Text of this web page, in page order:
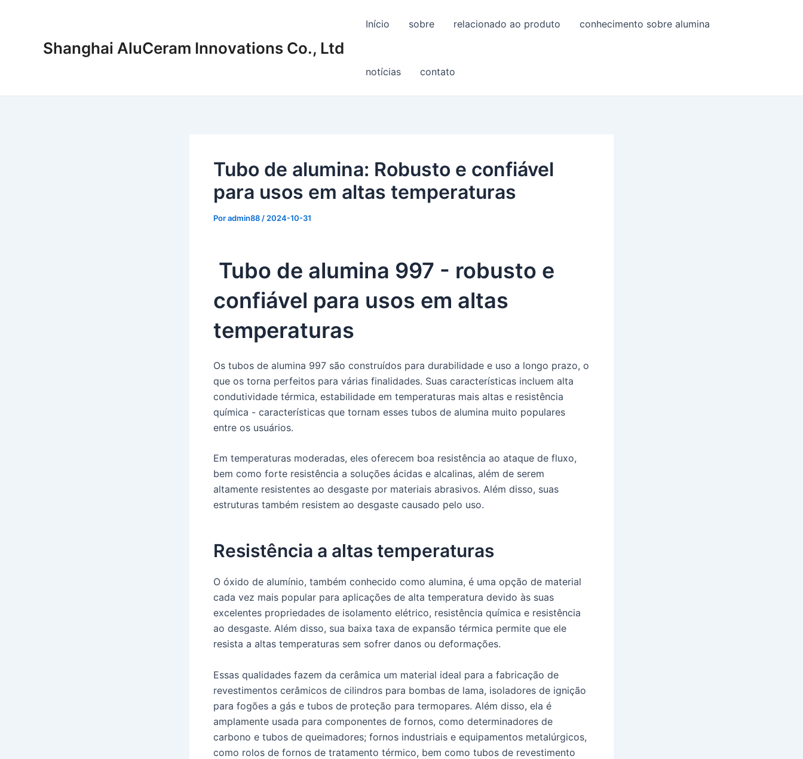
Shanghai AluCeram Innovations Co., Ltd
Início sobre relacionado ao produto conhecimento sobre alumina
notícias contato
Tubo de alumina: Robusto e confiável
para usos em altas temperaturas
Poradmin88 / 2024-10-31
Tubo de alumina 997 - robusto e
confiável para usos em altas
temperaturas
Os tubos de alumina 997 são construídos para durabilidade e uso a longo prazo, o
que os torna perfeitos para várias finalidades. Suas características incluem alta
condutividade térmica, estabilidade em temperaturas mais altas e resistência
química - características que tornam esses tubos de alumina muito populares
entre os usuários.
Em temperaturas moderadas, eles oferecem boa resistência ao ataque de fluxo,
bem como forte resistência a soluções ácidas e alcalinas, além de serem
altamente resistentes ao desgaste por materiais abrasivos. Além disso, suas
estruturas também resistem ao desgaste causado pelo uso.
Resistência a altas temperaturas
O óxido de alumínio, também conhecido como alumina, é uma opção de material
cada vez mais popular para aplicações de alta temperatura devido às suas
excelentes propriedades de isolamento elétrico, resistência química e resistência
ao desgaste. Além disso, sua baixa taxa de expansão térmica permite que ele
resista a altas temperaturas sem sofrer danos ou deformações.
Essas qualidades fazem da cerâmica um material ideal para a fabricação de
revestimentos cerâmicos de cilindros para bombas de lama, isoladores de ignição
para fogões a gás e tubos de proteção para termopares. Além disso, ela é
amplamente usada para componentes de fornos, como determinadores de
carbono e tubos de queimadores; fornos industriais e equipamentos metalúrgicos,
como rolos de fornos de tratamento térmico, bem como tubos de revestimento